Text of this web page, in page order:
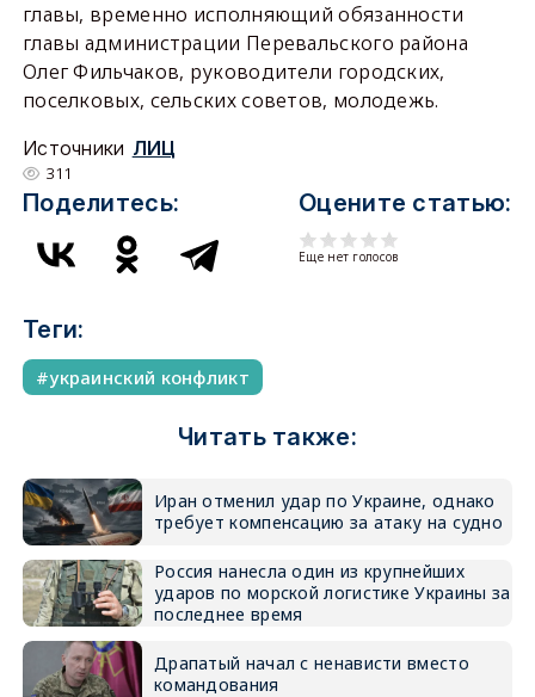
главы, временно исполняющий обязанности
главы администрации Перевальского района
Олег Фильчаков, руководители городских,
поселковых, сельских советов, молодежь.
Источники ЛИЦ
311
Поделитесь: Оцените статью:
Еще нет голосов
Теги:
украинский конфликт
Читать также:
Иран отменил удар по Украине, однако
требует компенсацию за атаку на судно
Россия нанесла один из крупнейших
ударов по морской логистике Украины за
последнее время
Драпатый начал с ненависти вместо
командования